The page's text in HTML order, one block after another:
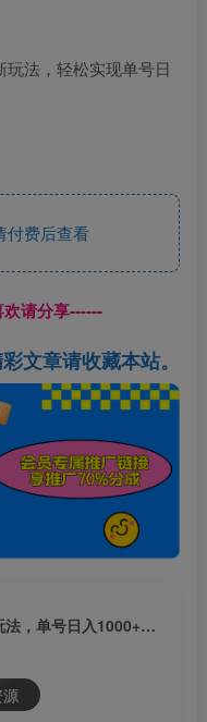
法，轻松实现单号日
费后查看
请分享------
文章请收藏本站。
（9521期）无人直播沙雕动漫全新玩法，单号日入1000+，小白可做，详细教程